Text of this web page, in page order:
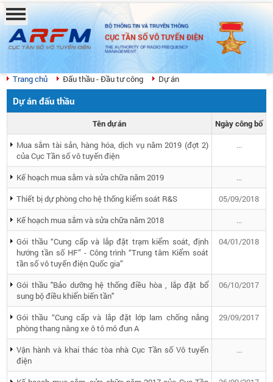
BỘ THÔNG TIN VÀ TRUYỀN THÔNG
CỤC TẦN SỐ VÔ TUYẾN ĐIỆN
THE AUTHORITY OF RADIO FREQUENCY
MANAGEMENT
Trang chủ Đấu thầu - Đầu tư công Dự án
Dự án đấu thầu
Tên dự án
Ngày công bố
Mua sắm tài sản, hàng hóa, dịch vụ năm 2019 (đợt 2)
của Cục Tần số vô tuyến điện
...
Kế hoạch mua sắm và sửa chữa năm 2019
...
Thiết bị dự phòng cho hệ thống kiểm soát R&S
05/09/2018
Kế hoạch mua sắm và sửa chữa năm 2018
...
Gói thầu “Cung cấp và lắp đặt trạm kiểm soát, định
hướng tần số HF” - Công trình “Trung tâm Kiểm soát
tần số vô tuyến điện Quốc gia”
04/01/2018
Gói thầu "Bảo dưỡng hệ thống điều hòa , lắp đặt bổ
sung bộ điều khiển biến tần"​
06/10/2017
Gói thầu “Cung cấp và lắp đặt lớp lam chống nắng
phòng thang nâng xe ô tô mô đun A
29/09/2017
Vận hành và khai thác tòa nhà Cục Tần số Vô tuyến
điện
...